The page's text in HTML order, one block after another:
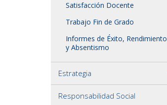
Satisfacción Docente
Trabajo Fin de Grado
Informes de Éxito, Rendimiento
y Absentismo
Estrategia
Responsabilidad Social